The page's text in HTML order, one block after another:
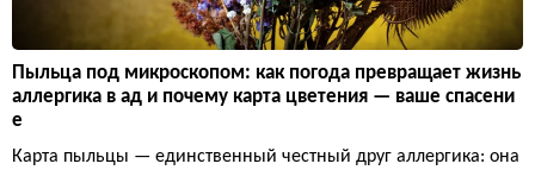
Пыльца под микроскопом: как погода превращает жизнь
аллергика в ад и почему карта цветения — ваше спасени
е
Карта пыльцы — единственный честный друг аллергика: она